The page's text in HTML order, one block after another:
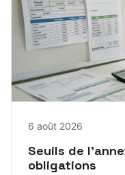
6 août 2026
Seuils de
obligations